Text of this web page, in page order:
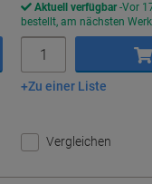
Aktuell verfügbar Vor
bestellt, am nächsten
In den
Zu einer Liste
Vergleichen